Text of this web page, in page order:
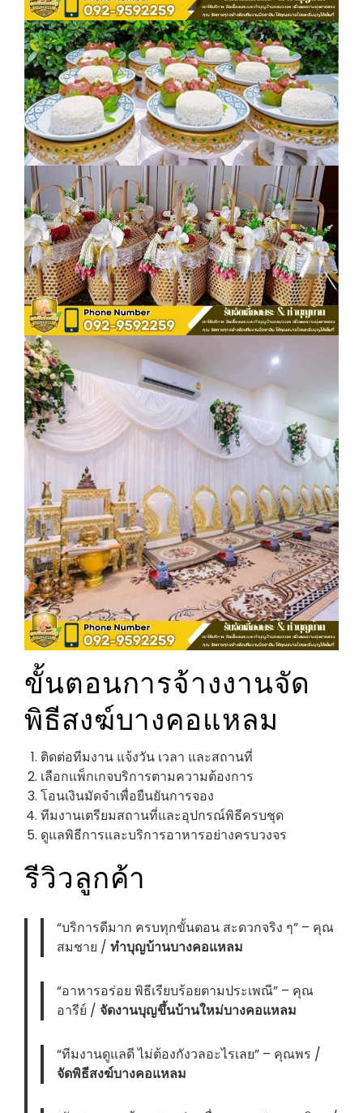
ขั้นตอนการจ้างงานจัด
พิธีสงฆ์บางคอแหลม
ติดต่อทีมงาน แจ้งวัน เวลา และสถานที่
เลือกแพ็กเกจบริการตามความต้องการ
โอนเงินมัดจำเพื่อยืนยันการจอง
ทีมงานเตรียมสถานที่และอุปกรณ์พิธีครบชุด
ดูแลพิธีการและบริการอาหารอย่างครบวงจร
รีวิวลูกค้า
“บริการดีมาก ครบทุกขั้นตอน สะดวกจริง ๆ” – คุณ
สมชาย / ทำบุญบ้านบางคอแหลม
“อาหารอร่อย พิธีเรียบร้อยตามประเพณี” – คุณ
อารีย์ / จัดงานบุญขึ้นบ้านใหม่บางคอแหลม
“ทีมงานดูแลดี ไม่ต้องกังวลอะไรเลย” – คุณพร /
จัดพิธีสงฆ์บางคอแหลม